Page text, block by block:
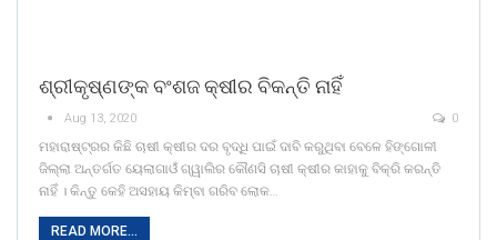
ଶ୍ରୀକୃଷ୍ଣଙ୍କ ବଂଶଜ କ୍ଷୀର ବିକନ୍ତି ନାହିଁ
Aug 13, 2020 0
ମହାରାଷ୍ଟ୍ରର କିଛି ଚାଷୀ କ୍ଷୀର ଦର ବୃଦ୍ଧି ପାଇଁ ଦାବି କରୁଥିବା ବେଳେ ହିଙ୍ଗୋଳୀ
ଜିଲ୍ଲା ଅନ୍ତର୍ଗତ ୟେଲାଗାଓଁ ଗ୍ୱାଲିର କୌଣସି ଚାଷୀ କ୍ଷୀର କାହାକୁ ବିକ୍ରି କରନ୍ତି
ନାହିଁ । କିନ୍ତୁ କେହି ଅସହାୟ କିମ୍ବା ଗରିବ ଲୋକ…
READ MORE...